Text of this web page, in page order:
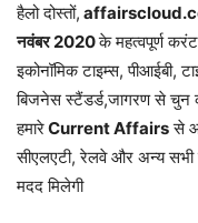
हैलो दोस्तों,
नवंबर2020के महत्वपूर्ण
इकोनॉमिक टाइम्स, पीआईबी,
बिजनेस स्टैंडर्ड,जागरण से
हमारेCurrent Affairsसे
सीएलएटी, रेलवे और अन्य सभी
मदद मिलेगी